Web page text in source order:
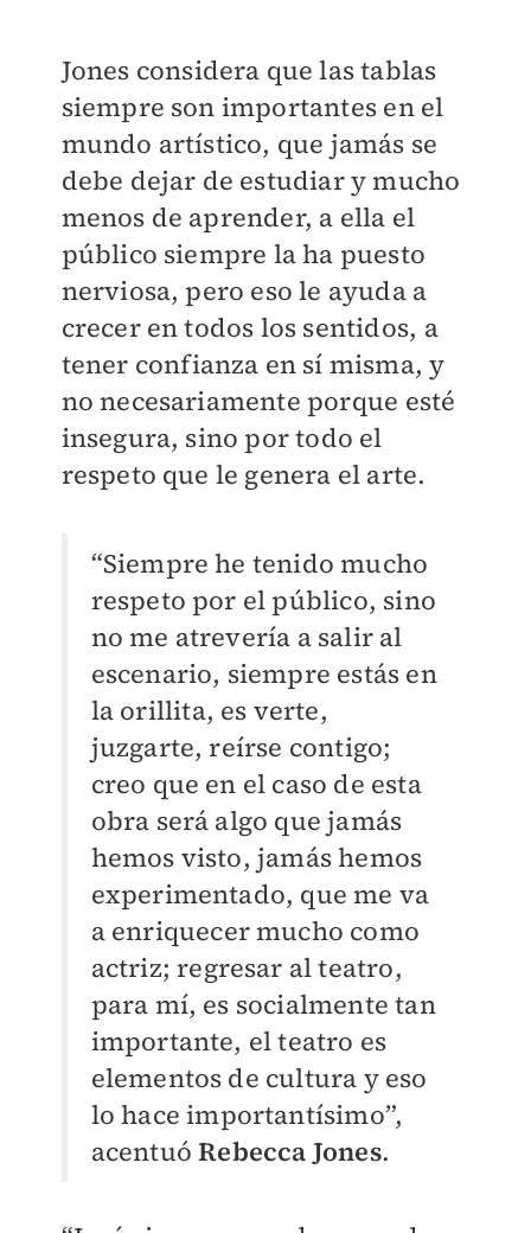
Jones considera que las tablas
siempre son importantes en el
mundo artístico, que jamás se
debe dejar de estudiar y mucho
menos de aprender, a ella el
público siempre la ha puesto
nerviosa, pero eso le ayuda a
crecer en todos los sentidos, a
tener confianza en sí misma, y
no necesariamente porque esté
insegura, sino por todo el
respeto que le genera el arte.
“Siempre he tenido mucho
respeto por el público, sino
no me atrevería a salir al
escenario, siempre estás en
la orillita, es verte,
juzgarte, reírse contigo;
creo que en el caso de esta
obra será algo que jamás
hemos visto, jamás hemos
experimentado, que me va
a enriquecer mucho como
actriz; regresar al teatro,
para mí, es socialmente tan
importante, el teatro es
elementos de cultura y eso
lo hace importantísimo”,
acentuóRebecca Jones.